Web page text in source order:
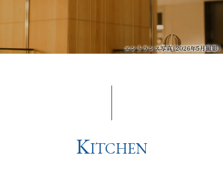
エントランス写真（2026年5月撮影）
KITCHEN